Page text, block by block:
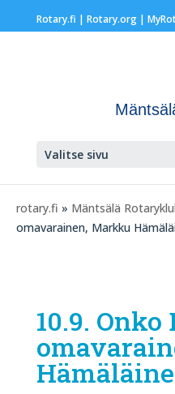
Rotary.fi | Rotary.org|
Valitse sivu
rotary.fi » Mäntsälä
omavarainen, Markku
10.9. Onko